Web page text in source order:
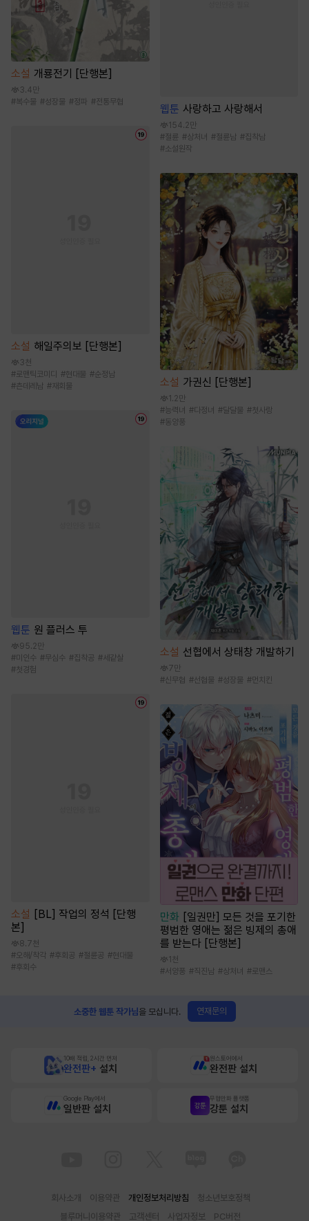
소설 개룡전기 [단행본]
3.4만
#복수물 #성장물 #정파 #전통무협
소설 해일주의보 [단행본]
3천
#로맨틱코미디 #현대물 #순정남
#츤데레남 # 재회물
웹툰 원 플러스 투
95.2만
#미인수 #무심수 #집착공 #세같살
#첫경험
소설
[BL] 작업의 정석 [단행
본]
8.7천
#오해/착각 #후회공 #절륜공 #현대물
#후회수
웹툰 사랑하고 사랑해서
154.2만
#절륜 #상처녀 #절륜남 #집착남
#소설원작
소설 가권신 [단행본]
1.2만
#능력녀 #다정녀 #달달물 #첫사랑
#동양풍
소설 선협에서 상태창 개발하기
7만
#신무협 #선협물 #성장물 #먼치킨
만화
[일권만] 모든 것을 포기한
평범한 영애는 젊은 빙제의 총애
를 받는다 [단행본]
1천
#서양풍 #직진남 #상처녀 #로맨스
소중한 웹툰 작가님을 모십니다. 연재문의
10배 적립, 2시간 먼저
완전판+ 설치
원스토어에서
완전판 설치
Google Play에서
일반판 설치
무협만화 플랫폼
강툰 설치
회사소개 이용약관 개인정보처리방침
청소년보호정책
블루머니이용약관
고객센터 사업자정보 PC버전